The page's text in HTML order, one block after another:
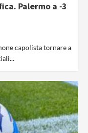
Palermo a -3
capolista tornare a